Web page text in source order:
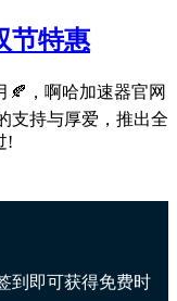
节特惠
🍂，啊哈加速器官网
支持与厚爱，推出全
!
到即可获得免费时